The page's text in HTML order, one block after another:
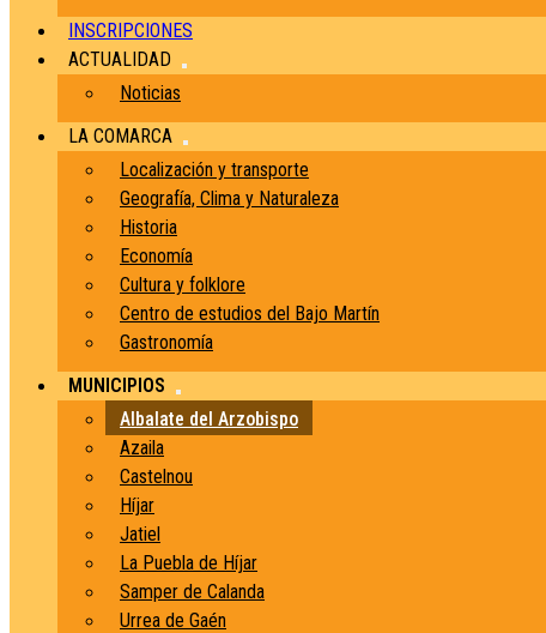
INSCRIPCIONES
ACTUALIDAD
Noticias
LA COMARCA
Localización y transporte
Geografía, Clima y Naturaleza
Historia
Economía
Cultura y folklore
Centro de estudios del Bajo Martín
Gastronomía
MUNICIPIOS
Albalate del Arzobispo
Azaila
Castelnou
Híjar
Jatiel
La Puebla de Híjar
Samper de Calanda
Urrea de Gaén